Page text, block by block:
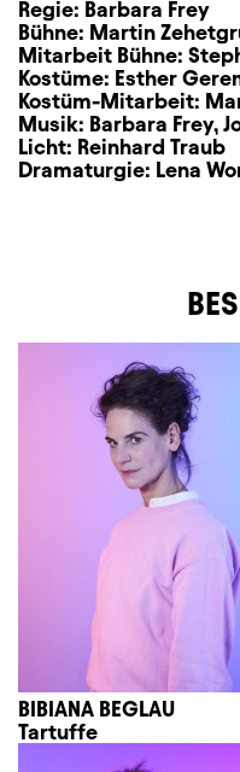
Regie: Barbara Frey
Bühne: Martin
Mitarbeit Bühne:
Kostüme: Esther
Kostüm-Mitarbeit:
Musik: Barbara Frey,
Licht: Reinhard Traub
Dramaturgie: Lena
BIBIANA BEGLAU
Tartuffe